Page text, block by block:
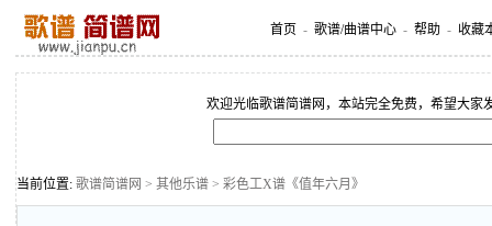
首页 - 歌谱/曲谱中心 - 帮助 - 收藏
欢迎光临歌谱简谱网，本站完全免费，希望大家
当前位置: 歌谱简谱网 > 其他乐谱 > 彩色工X谱《值年六月》